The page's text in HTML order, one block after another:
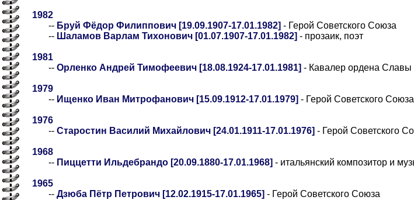
1982
-- Бруй Фёдор Филиппович [19.09.1907-17.01.1982] - Герой Советского Союза
-- Шаламов Варлам Тихонович [01.07.1907-17.01.1982] - прозаик, поэт
1981
-- Орленко Андрей Тимофеевич [18.08.1924-17.01.1981] - Кавалер ордена Славы
1979
-- Ищенко Иван Митрофанович [15.09.1912-17.01.1979] - Герой Советского Союза
1976
-- Старостин Василий Михайлович [24.01.1911-17.01.1976] - Герой Советского
1968
-- Пиццетти Ильдебрандо [20.09.1880-17.01.1968] - итальянский композитор и
1965
-- Дзюба Пётр Петрович [12.02.1915-17.01.1965] - Герой Советского Союза